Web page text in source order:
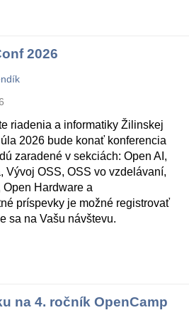
2026
riadenia a informatiky Žilinskej
2026 bude konať konferencia
zaradené v sekciách: Open AI,
Vývoj OSS, OSS vo vzdelávaní,
Hardware a
príspevky je možné registrovať
sa na Vašu návštevu.
na 4. ročník OpenCamp